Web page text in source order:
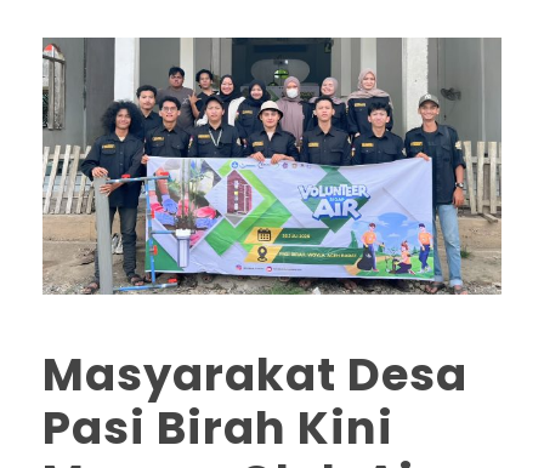
Masyarakat Desa
Pasi Birah Kini